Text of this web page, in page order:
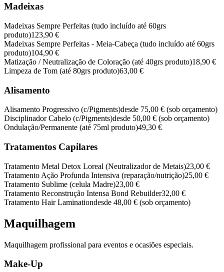
Madeixas
Madeixas Sempre Perfeitas (tudo incluído até 60grs
produto)123,90 €
Madeixas Sempre Perfeitas - Meia-Cabeça (tudo incluído até 60grs
produto)104,90 €
Matização / Neutralização de Coloração (até 40grs produto)18,90 €
Limpeza de Tom (até 80grs produto)63,00 €
Alisamento
Alisamento Progressivo (c/Pigments)desde 75,00 € (sob orçamento)
Disciplinador Cabelo (c/Pigments)desde 50,00 € (sob orçamento)
Ondulação/Permanente (até 75ml produto)49,30 €
Tratamentos Capilares
Tratamento Metal Detox Loreal (Neutralizador de Metais)23,00 €
Tratamento Ação Profunda Intensiva (reparação/nutrição)25,00 €
Tratamento Sublime (celula Madre)23,00 €
Tratamento Reconstrução Intensa Bond Rebuilder32,00 €
Tratamento Hair Laminationdesde 48,00 € (sob orçamento)
Maquilhagem
Maquilhagem profissional para eventos e ocasiões especiais.
Make-Up